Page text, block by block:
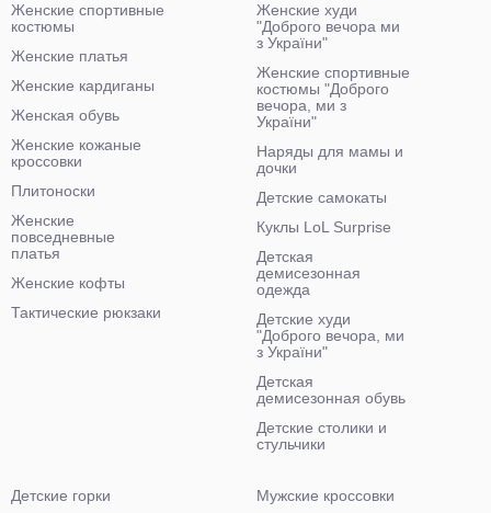
Женские спортивные
костюмы
Женские платья
Женские кардиганы
Женская обувь
Женские кожаные
кроссовки
Плитоноски
Женские
повседневные
платья
Женские кофты
Тактические рюкзаки
Женские худи
"Доброго вечора ми
з України"
Женские спортивные
костюмы "Доброго
вечора, ми з
України"
Наряды для мамы и
дочки
Детские самокаты
Куклы LoL Surprise
Детская
демисезонная
одежда
Детские худи
"Доброго вечора, ми
з України"
Детская
демисезонная обувь
Детские столики и
стульчики
Детские горки
Мужские кроссовки